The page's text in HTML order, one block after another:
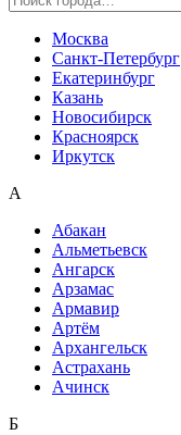
Москва
Санкт-Петербург
Екатеринбург
Казань
Новосибирск
Красноярск
Иркутск
А
Абакан
Альметьевск
Ангарск
Арзамас
Армавир
Артём
Архангельск
Астрахань
Ачинск
Б